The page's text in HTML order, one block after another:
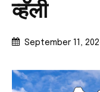
व्हॅली
September 11,